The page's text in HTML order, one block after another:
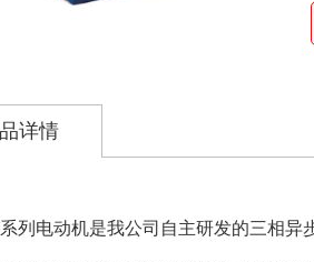
详情
系列电动机是我公司自主研发的三相异